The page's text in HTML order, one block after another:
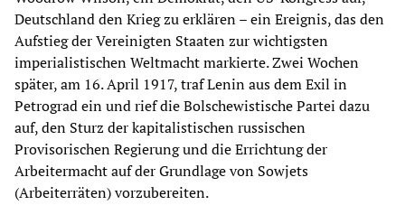
Deutschland den Krieg zu erklären – ein Ereignis, das den
Aufstieg der Vereinigten Staaten zur wichtigsten
imperialistischen Weltmacht markierte. Zwei Wochen
später, am 16. April 1917, traf Lenin aus dem Exil in
Petrograd ein und rief die Bolschewistische Partei dazu
auf, den Sturz der kapitalistischen russischen
Provisorischen Regierung und die Errichtung der
Arbeitermacht auf der Grundlage von Sowjets
(Arbeiterräten) vorzubereiten.